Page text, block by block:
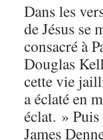
Dans les
de Jésus se
consacré à
Douglas
cette vie
a éclaté en
éclat. »
James